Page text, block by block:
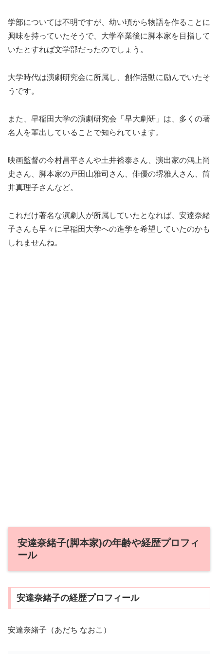
学部については不明ですが、幼い頃から物語を作ることに
興味を持っていたそうで、大学卒業後に脚本家を目指して
いたとすれば文学部だったのでしょう。
大学時代は演劇研究会に所属し、創作活動に励んでいたそ
うです。
また、早稲田大学の演劇研究会「早大劇研」は、多くの著
名人を輩出していることで知られています。
映画監督の今村昌平さんや土井裕泰さん、演出家の鴻上尚
史さん、脚本家の戸田山雅司さん、俳優の堺雅人さん、筒
井真理子さんなど。
これだけ著名な演劇人が所属していたとなれば、安達奈緒
子さんも早々に早稲田大学への進学を希望していたのかも
しれませんね。
安達奈緒子(脚本家)の年齢や経歴プロフィ
ール
安達奈緒子の経歴プロフィール
安達奈緒子（あだち なおこ）